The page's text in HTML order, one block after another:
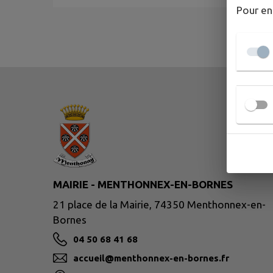
MAIRIE - MENTHONNEX-EN-BORNES
21 place de la Mairie, 74350 Menthonnex-en-
Bornes
04 50 68 41 68
accueil@menthonnex-en-bornes.fr
Pour